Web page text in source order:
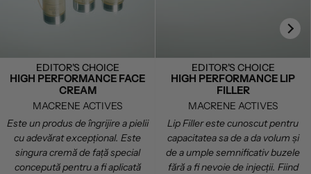
EDITOR'S CHOICE
HIGH PERFORMANCE FACE
CREAM
MACRENE ACTIVES
Este un produs de îngrijire a pielii
cu adevărat excepțional. Este
singura cremă de față special
concepută pentru a fi aplicată
EDITOR'S CHOICE
HIGH PERFORMANCE LIP
FILLER
MACRENE ACTIVES
Lip Filler este cunoscut pentru
capacitatea sa de a da volum și
de a umple semnificativ buzele
fără a fi nevoie de injecții. Fiind